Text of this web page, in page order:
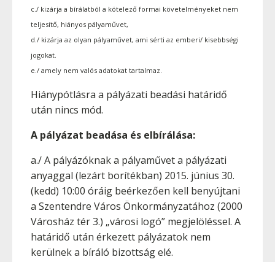
c./ kizárja a bírálatból a kötelező formai követelményeket nem
teljesítő, hiányos pályaművet,
d./ kizárja az olyan pályaművet, ami sérti az emberi/ kisebbségi
jogokat.
e./ amely nem valós adatokat tartalmaz.
Hiánypótlásra a pályázati beadási határidő
után nincs mód.
A pályázat beadása és elbírálása:
a./ A pályázóknak a pályaművet a pályázati
anyaggal (lezárt borítékban) 2015. június 30.
(kedd) 10:00 óráig beérkezően kell benyújtani
a Szentendre Város Önkormányzatához (2000
Városház tér 3.) „városi logó” megjelöléssel. A
határidő után érkezett pályázatok nem
kerülnek a bíráló bizottság elé.